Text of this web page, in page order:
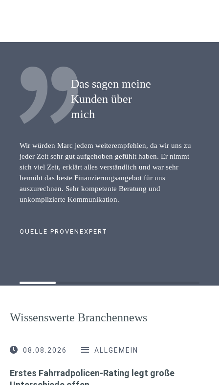
Das sagen meine
Kunden über
mich
Wir würden Marc jedem weiterempfehlen, da wir uns zu
jeder Zeit sehr gut aufgehoben gefühlt haben. Er nimmt
sich viel Zeit, erklärt alles verständlich und war sehr
bemüht das beste Finanzierungsangebot für uns
auszurechnen. Sehr kompetente Beratung und
unkomplizierte Kommunikation.
QUELLE PROVENEXPERT
Wissenswerte Branchennews
08.08.2026 ALLGEMEIN
Erstes Fahrradpolicen-Rating legt große